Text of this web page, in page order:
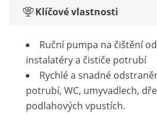
Klíčové vlastnosti
Ruční pumpa na čištění
instalatéry a čističe potrubí
Rychlé a snadné
potrubí, WC, umyvadlech,
podlahových vpustích.